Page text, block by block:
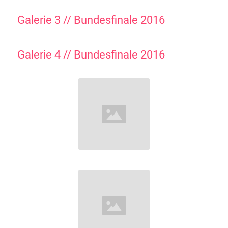
Galerie 3 // Bundesfinale 2016
Galerie 4 // Bundesfinale 2016